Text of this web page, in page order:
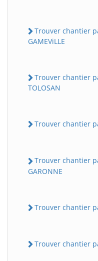
Trouver chantier
GAMEViLLE
Trouver chantier
TOLOSAN
Trouver chantier
Trouver chantier
GARONNE
Trouver chantier
Trouver chantier